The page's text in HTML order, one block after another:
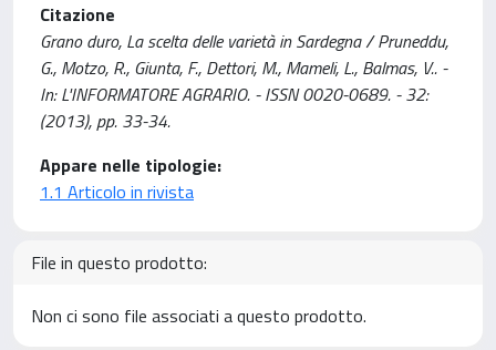
Citazione
Grano duro, La scelta delle varietà in Sardegna / Pruneddu,
G., Motzo, R., Giunta, F., Dettori, M., Mameli, L., Balmas, V.. -
In: L'INFORMATORE AGRARIO. - ISSN 0020-0689. - 32:
(2013), pp. 33-34.
Appare nelle tipologie:
1.1 Articolo in rivista
File in questo prodotto:
Non ci sono file associati a questo prodotto.